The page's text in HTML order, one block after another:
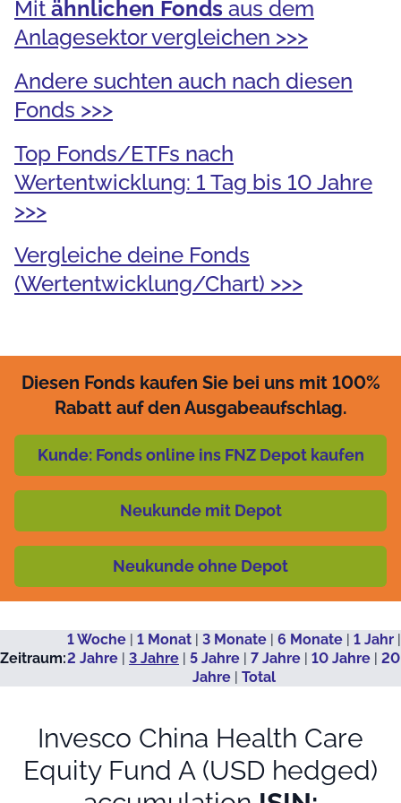
Mit ähnlichen Fonds aus dem
Anlagesektor vergleichen >>>
Andere suchten auch nach diesen
Fonds >>>
Top Fonds/ETFs nach
Wertentwicklung: 1 Tag bis 10 Jahre
>>>
Vergleiche deine Fonds
(Wertentwicklung/Chart) >>>
Diesen Fonds kaufen Sie bei uns mit 100%
Rabatt auf den Ausgabeaufschlag.
Kunde: Fonds online ins FNZ Depot kaufen
Neukunde mit Depot
Neukunde ohne Depot
Zeitraum:
1 Woche| 1 Monat| 3 Monate| 6 Monate| 1 Jahr|
2 Jahre | 3 Jahre | 5 Jahre | 7 Jahre | 10 Jahre | 20
Jahre| Total
Invesco China Health Care
Equity Fund A (USD hedged)